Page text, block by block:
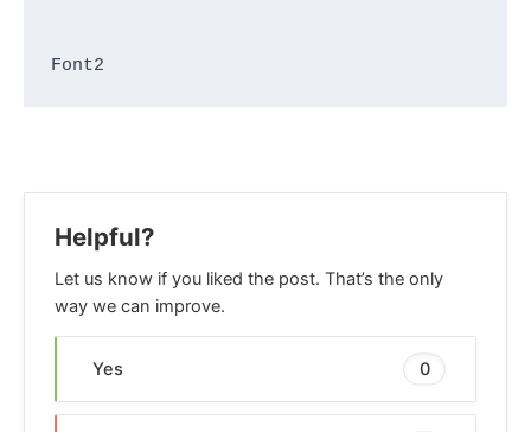
Font2
Helpful?
Let us know if you liked the post. That’s the only
way we can improve.
Yes 0